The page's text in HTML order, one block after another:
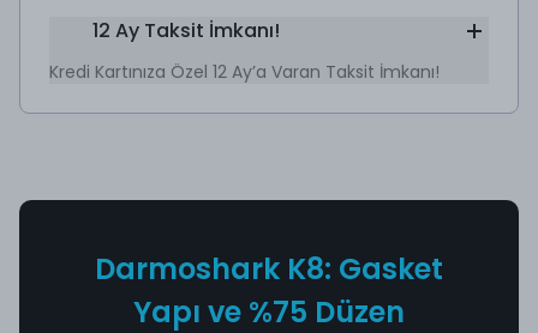
12 Ay Taksit İmkanı!
Kredi Kartınıza Özel 12 Ay’a Varan Taksit İmkanı!
Darmoshark K8: Gasket
Yapı ve %75 Düzen